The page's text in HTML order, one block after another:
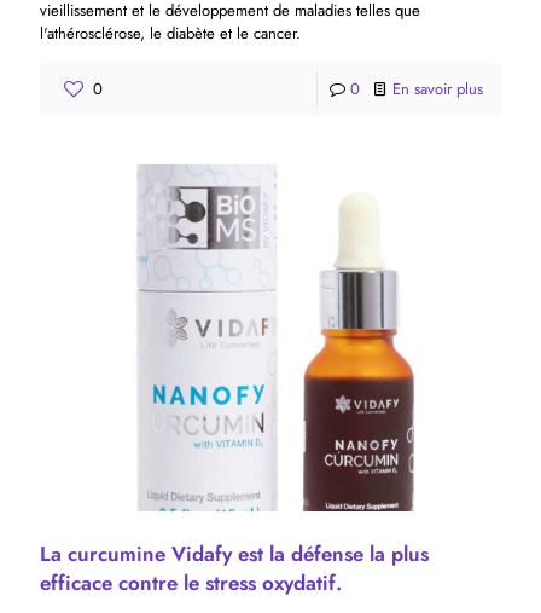
vieillissement et le développement de maladies telles que
l'athérosclérose, le diabète et le cancer.
0 0 En savoir plus
La curcumine Vidafy est la défense la plus
efficace contre le stress oxydatif.